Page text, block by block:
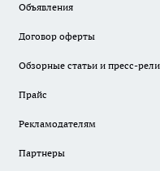
Объявления
Договор оферты
Обзорные статьи и пресс-
Прайс
Рекламодателям
Партнеры